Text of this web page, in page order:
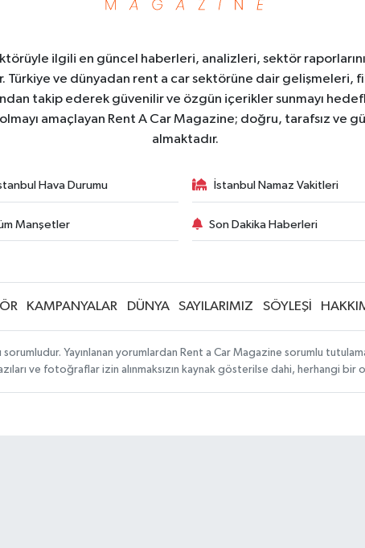
ilgili en güncel haberleri, analizleri, sektör
Türkiye ve dünyadan rent a car sektörüne dair
takip ederek güvenilir ve özgün içerikler sunmayı
amaçlayan Rent A Car Magazine; doğru, tarafsız ve
almaktadır.
Hava Durumu İstanbul Namaz Vakitleri
Manşetler Son Dakika Haberleri
KAMPANYALAR DÜNYA SAYILARIMIZ SÖYLEŞİ
Yayınlanan yorumlardan Rent a Car Magazine sorumlu
ve fotoğraflar izin alınmaksızın kaynak gösterilse dahi, herhangi bir